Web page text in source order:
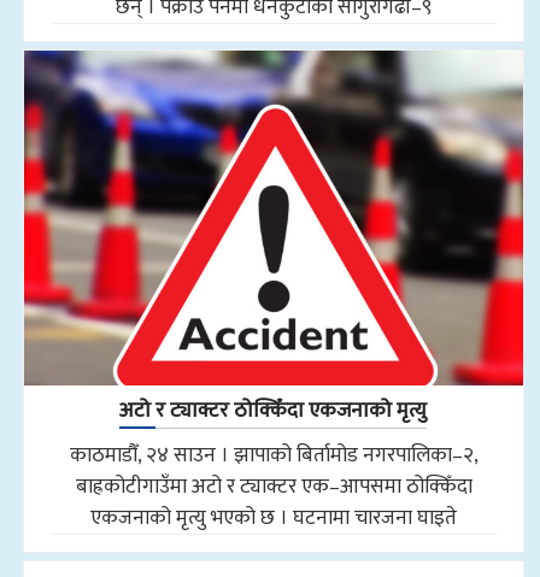
छन् । पक्राउ पर्नेमा धनकुटाको सागुरीगढी–९
अटो र ट्याक्टर ठोक्किँदा एकजनाको मृत्यु
काठमाडौँ, २४ साउन । झापाको बिर्तामोड नगरपालिका–२,
बाह्रकोटीगाउँमा अटो र ट्याक्टर एक–आपसमा ठोक्किँदा
एकजनाको मृत्यु भएको छ । घटनामा चारजना घाइते